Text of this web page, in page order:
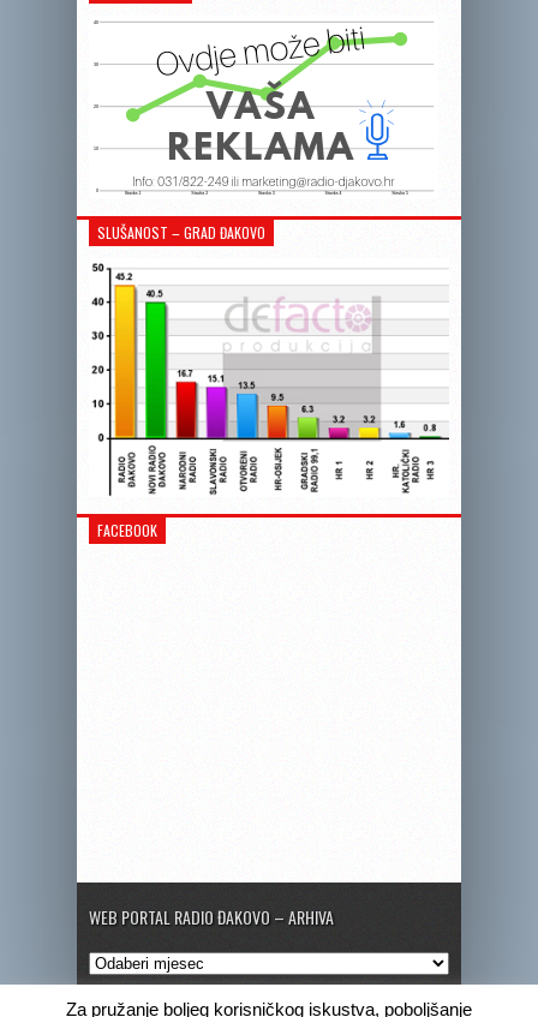
SLUŠANOST – GRAD ĐAKOVO
FACEBOOK
WEB PORTAL RADIO ĐAKOVO – ARHIVA
Web
portal
Radio
Za pružanje boljeg korisničkog iskustva, poboljšanje